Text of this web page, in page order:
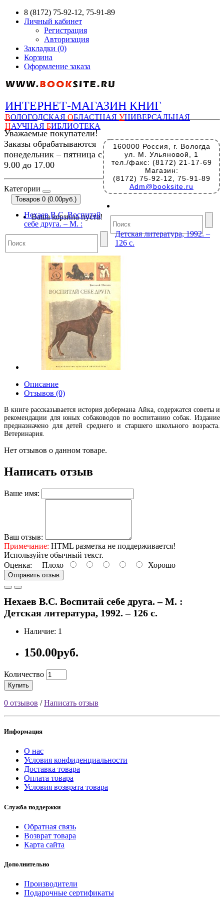
8 (8172) 75-92-12, 75-91-89
Личный кабинет
Регистрация
Авторизация
Закладки (0)
Корзина
Оформление заказа
ИНТЕРНЕТ-МАГАЗИН КНИГ
ВОЛОГОДСКАЯ ОБЛАСТНАЯ УНИВЕРСАЛЬНАЯ
НАУЧНАЯ БИБЛИОТЕКА
160000 Россия, г. Вологда
ул. М. Ульяновой, 1
тел./факс: (8172) 21-17-69
Магазин:
(8172) 75-92-12, 75-91-89
Adm@booksite.ru
Уважаемые покупатели!
Заказы обрабатываются
понедельник – пятница с
9.00 до 17.00
Категории
Товаров 0 (0.00руб.)
Ваша корзина пуста!
Нехаев В.С. Воспитай
себе друга. – М. :
Детская литература, 1992. –
126 с.
Описание
Отзывов (0)
В книге рассказывается история добермана Айка, содержатся советы и
рекомендации для юных собаководов по воспитанию собак. Издание
предназначено для детей среднего и старшего школьного возраста.
Ветеринария.
Нет отзывов о данном товаре.
Написать отзыв
Ваше имя:
Ваш отзыв:
Примечание: HTML разметка не поддерживается!
Используйте обычный текст.
Оценка: Плохо Хорошо
Отправить отзыв
Нехаев В.С. Воспитай себе друга. – М. :
Детская литература, 1992. – 126 с.
Наличие: 1
150.00руб.
Количество
Купить
0 отзывов /Написать отзыв
Информация
О нас
Условия конфиденциальности
Доставка товара
Оплата товара
Условия возврата товара
Служба поддержки
Обратная связь
Возврат товара
Карта сайта
Дополнительно
Производители
Подарочные сертификаты